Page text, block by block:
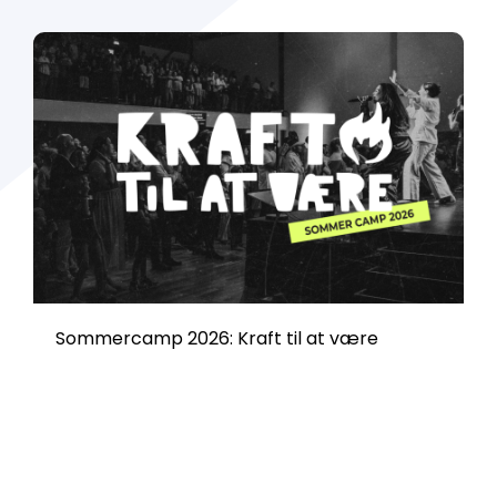
Sommercamp 2026: Kraft til at være